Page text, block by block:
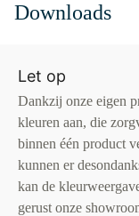
Downloads
Let op
Dankzij onze eigen
kleuren aan, die
binnen één product
kunnen er
kan de
gerust onze